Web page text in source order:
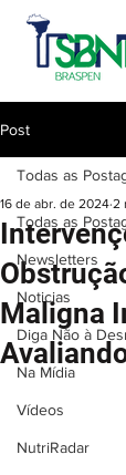
Post
Todas as
Newsletters
Noticias
Diga Não à
Na Mídia
Vídeos
NutriRadar
Todas as
Maligna
16 de abr. de 2024 2